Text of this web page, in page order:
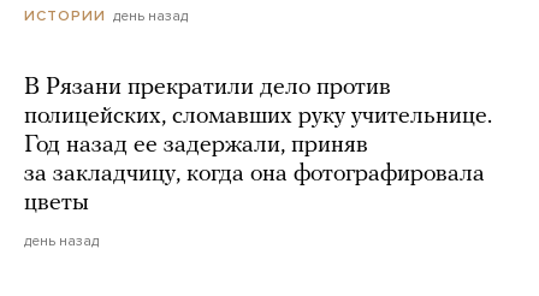
ИСТОРИИ день назад
В Рязани прекратили дело против
полицейских, сломавших руку учительнице.
Год назад ее задержали, приняв
за закладчицу, когда она фотографировала
цветы
день назад